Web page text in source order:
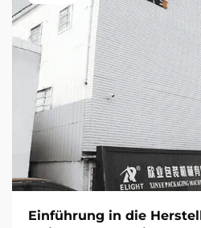
Einführung in die